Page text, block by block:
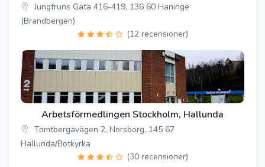
Jungfruns Gata 416-419, 136 60 Haninge
(Brandbergen)
(12 recensioner)
Arbetsförmedlingen Stockholm, Hallunda
Tomtbergavägen 2, Norsborg, 145 67
Hallunda/Botkyrka
(30 recensioner)